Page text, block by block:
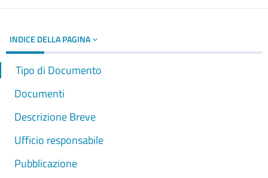
INDICE DELLA PAGINA
Tipo di Documento
Documenti
Descrizione Breve
Ufficio responsabile
Pubblicazione